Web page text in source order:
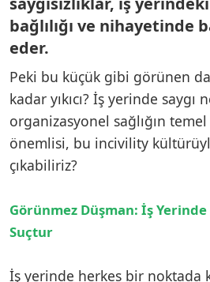
bağlılığı ve nihayetinde
eder.
Peki bu küçük gibi görünen
kadar yıkıcı? İş yerinde saygı
organizasyonel sağlığın temel
önemlisi, bu incivility
çıkabiliriz?
Görünmez Düşman: İş Yerinde
Suçtur
İş yerinde herkes bir noktada